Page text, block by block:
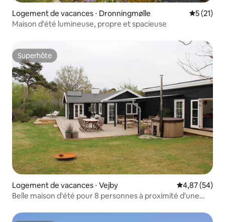
Logement de vacances ⋅ Dronningmølle
5 (21)
Maison d'été lumineuse, propre et spacieuse
Superhôte
Superhôte
Logement de vacances ⋅ Vejby Évaluation
4,87 (54)
Belle maison d'été pour 8 personnes à proximité d'une